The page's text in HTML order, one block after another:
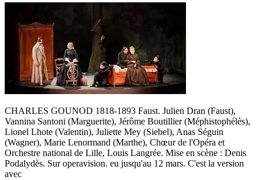
CHARLES GOUNOD 1818-1893 Faust. Julien Dran (Faust),
Vannina Santoni (Marguerite), Jérôme Boutillier (Méphistophélès),
Lionel Lhote (Valentin), Juliette Mey (Siebel), Anas Séguin
(Wagner), Marie Lenormand (Marthe), Chœur de l'Opéra et
Orchestre national de Lille, Louis Langrée. Mise en scène : Denis
Podalydès. Sur operavision. eu jusqu'au 12 mars. C'est la version
avec